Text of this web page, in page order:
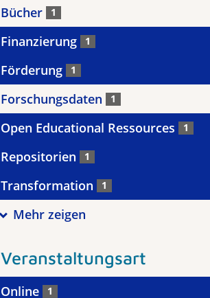
Bücher 1
Finanzierung 1
Förderung 1
Forschungsdaten 1
Open Educational Ressources 1
Repositorien 1
Transformation 1
Mehr zeigen
Veranstaltungsart
Online 1